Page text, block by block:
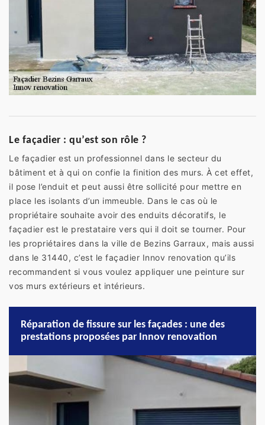
Le façadier : qu’est son rôle ?
Le façadier est un professionnel dans le secteur du
bâtiment et à qui on confie la finition des murs. À cet effet,
il pose l’enduit et peut aussi être sollicité pour mettre en
place les isolants d’un immeuble. Dans le cas où le
propriétaire souhaite avoir des enduits décoratifs, le
façadier est le prestataire vers qui il doit se tourner. Pour
les propriétaires dans la ville de Bezins Garraux, mais aussi
dans le 31440, c’est le façadier Innov renovation qu’ils
recommandent si vous voulez appliquer une peinture sur
vos murs extérieurs et intérieurs.
Réparation de fissure sur les façades : une des
prestations proposées par Innov renovation